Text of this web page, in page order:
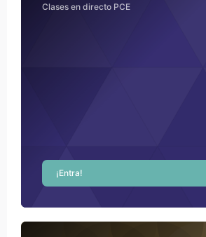
Clases en directo PCE
¡Entra!
Course image Historia de España PCE